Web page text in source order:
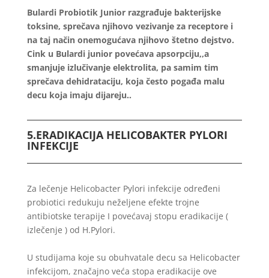
Bulardi Probiotik Junior razgrađuje bakterijske
toksine, sprečava njihovo vezivanje za receptore i
na taj način onemogućava njihovo štetno dejstvo.
Cink u Bulardi junior povećava apsorpciju,,a
smanjuje izlučivanje elektrolita, pa samim tim
sprečava dehidrataciju, koja često pogađa malu
decu koja imaju dijareju..
5.ERADIKACIJA HELICOBAKTER PYLORI
INFEKCIJE
Za lečenje Helicobacter Pylori infekcije određeni
probiotici redukuju neželjene efekte trojne
antibiotske terapije I povećavaj stopu eradikacije (
izlečenje ) od H.Pylori.
U studijama koje su obuhvatale decu sa Helicobacter
infekcijom, značajno veća stopa eradikacije ove